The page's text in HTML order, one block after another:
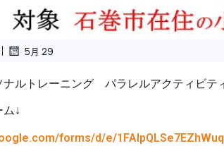
5月 29
ナルトレーニング パラレルアクティビテ
↓
forms/d/e/